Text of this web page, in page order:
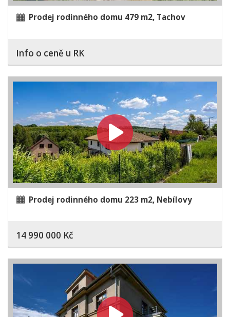
Prodej rodinného domu 479 m2, Tachov
Info o ceně u RK
Prodej rodinného domu 223 m2, Nebílovy
14 990 000 Kč